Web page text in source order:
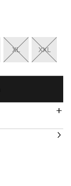
XL
XXL